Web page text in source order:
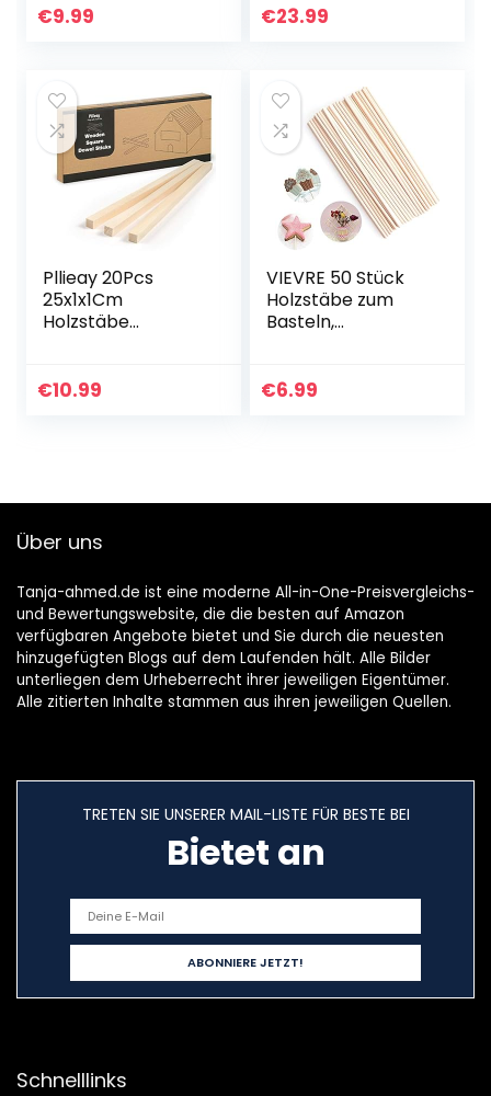
cm
€9.99 €23.99
Pllieay 20Pcs
25x1x1Cm
Holzstäbe
Dübelstangen,
€10.99
VIEVRE 50 Stück
Holzstäbe zum
Basteln,
Crafts Dowels
€6.99
Über uns
Tanja-ahmed.de ist eine moderne All-in-One-Preisvergleichs-
und Bewertungswebsite, die die besten auf Amazon
verfügbaren Angebote bietet und Sie durch die neuesten
hinzugefügten Blogs auf dem Laufenden hält. Alle Bilder
unterliegen dem Urheberrecht ihrer jeweiligen Eigentümer.
Alle zitierten Inhalte stammen aus ihren jeweiligen Quellen.
TRETEN SIE UNSERER MAIL-LISTE FÜR BESTE BEI
Bietet an
Schnelllinks